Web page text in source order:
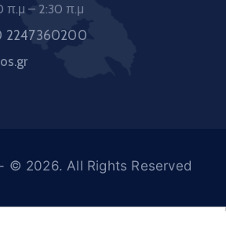
π.μ – 2:30 π.μ
2247360200
- © 2026. All Rights Reserved